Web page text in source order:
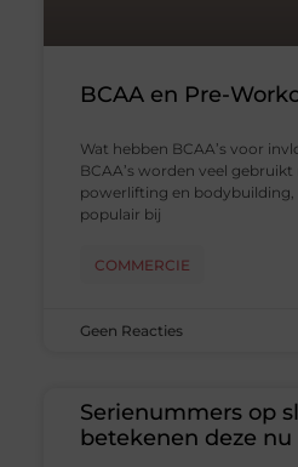
BCAA en Pre-
Wat hebben BCAA’s voor
BCAA’s worden veel gebruikt
powerlifting en bodybuilding,
populair bij
COMMERCIE
Geen Reacties
Serienummers op
betekenen deze nu